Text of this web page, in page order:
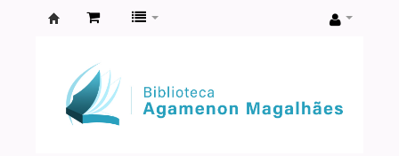
Agamenon
Magalhães